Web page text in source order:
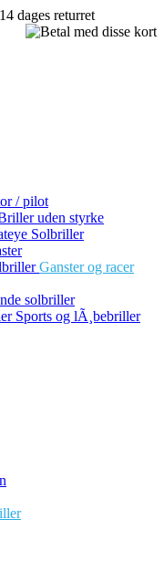
14 dages returret
/ pilot
uden styrke
Solbriller
Ganster og racer
solbriller
Sports og lÃ¸bebriller